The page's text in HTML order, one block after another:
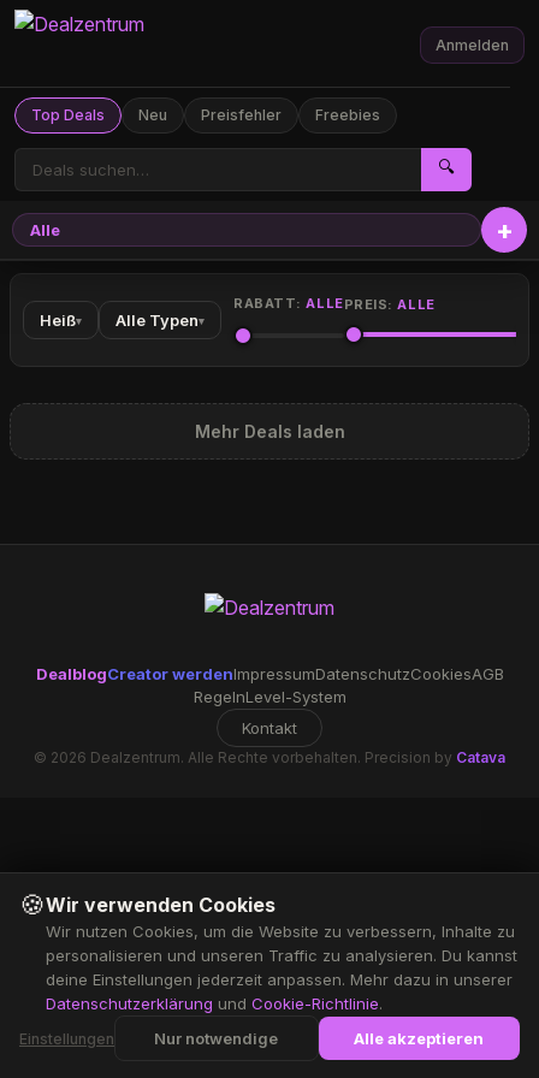
Top Deals Neu Preisfehler Freebies
🔍
Anmelden
Alle
Heiß▾ Alle Typen▾
RABATT:ALLEPREIS:ALLE
Mehr Deals laden
DealblogCreator werdenImpressumDatenschutzCookiesAGB
RegelnLevel-System
Kontakt
© 2026 Dealzentrum. Alle Rechte vorbehalten. Precision by Catava
🍪Wir verwenden Cookies
Wir nutzen Cookies, um die Website zu verbessern, Inhalte zu
personalisieren und unseren Traffic zu analysieren. Du kannst
deine Einstellungen jederzeit anpassen. Mehr dazu in unserer
Datenschutzerklärung und Cookie-Richtlinie.
Einstellungen Nur notwendige Alle akzeptieren